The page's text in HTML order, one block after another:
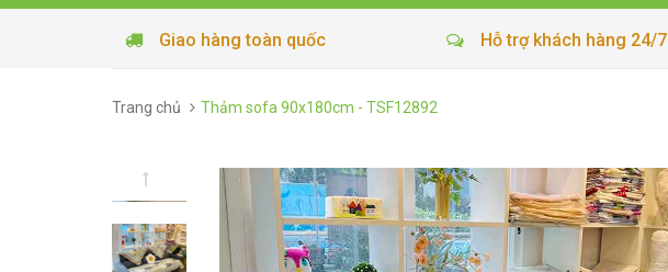
Giao hàng toàn quốc Hỗ trợ khách hàng 24/7
Trang chủ Thảm sofa 90x180cm - TSF12892